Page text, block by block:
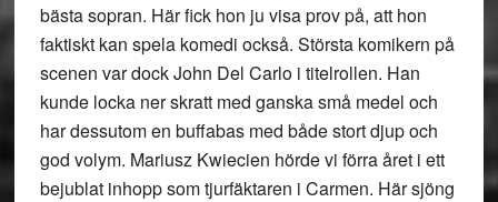
bästa sopran. Här fick hon ju visa prov på, att hon
faktiskt kan spela komedi också. Största komikern på
scenen var dock John Del Carlo i titelrollen. Han
kunde locka ner skratt med ganska små medel och
har dessutom en buffabas med både stort djup och
god volym. Mariusz Kwiecien hörde vi förra året i ett
bejublat inhopp som tjurfäktaren i Carmen. Här sjöng